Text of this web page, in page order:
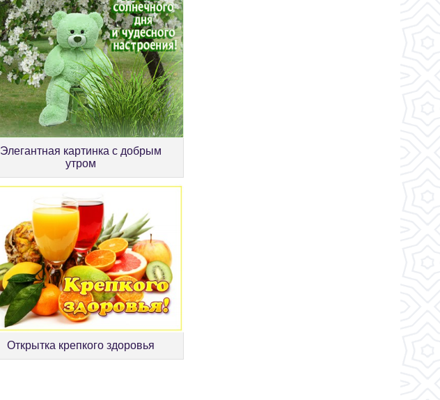
Элегантная картинка с добрым
утром
Открытка крепкого здоровья